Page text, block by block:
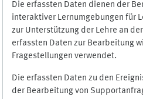
Die erfassten Daten dienen der
interaktiver Lernumgebungen für
zur Unterstützung der Lehre an
erfassten Daten zur Bearbeitung
Fragestellungen verwendet.
Die erfassten Daten zu den
der Bearbeitung von